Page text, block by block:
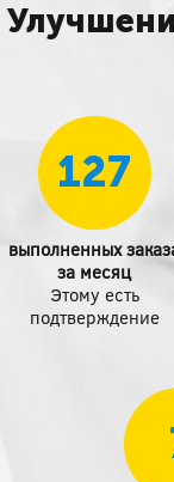
127
выполненных
за месяц
Этому есть
подтверждение